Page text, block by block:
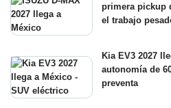
primera pickup
el trabajo
Kia EV3 2027
autonomía de
preventa